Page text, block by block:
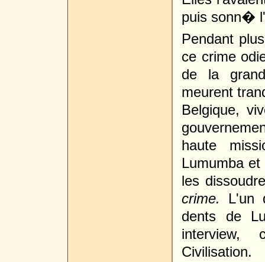
puis sonn�
Pendant
ce crime
de la
meurent
Belgique,
haute
Lumumba
les
crime.
L'un
dents de
interview,
Civilisation.